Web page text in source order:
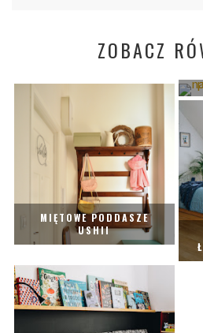
ZOBACZ
MIĘTOWE PODDASZE
USHII